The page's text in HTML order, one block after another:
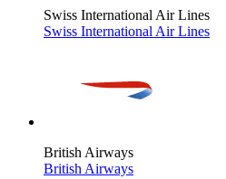
Swiss International Air Lines
Swiss International Air Lines
British Airways
British Airways